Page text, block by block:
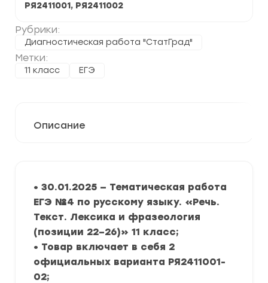
РЯ2411001, РЯ2411002
Рубрики:
Диагностическая работа "СтатГрад"
Метки:
11 класс ЕГЭ
Описание
• 30.01.2025 — Тематическая работа
ЕГЭ №4 по русскому языку. «Речь.
Текст. Лексика и фразеология
(позиции 22–26)» 11 класс;
• Товар включает в себя 2
официальных варианта РЯ2411001-
02;